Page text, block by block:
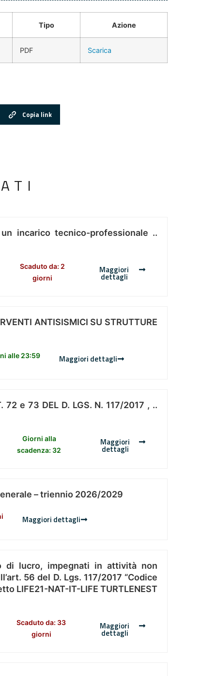
Tipo Azione
PDF Scarica
Copia link
incarico tecnico-professionale ..
Scaduto da: 2
giorni
Maggiori
dettagli
ANTISISMICI SU STRUTTURE
alle 23:59 Maggiori dettagli
72 e 73 DEL D. LGS. N. 117/2017 , ..
Giorni alla
scadenza: 32
Maggiori
dettagli
– triennio 2026/2029
Maggiori dettagli
di lucro, impegnati in attività non
56 del D. Lgs. 117/2017 “Codice
LIFE21-NAT-IT-LIFE TURTLENEST
Scaduto da: 33
giorni
Maggiori
dettagli